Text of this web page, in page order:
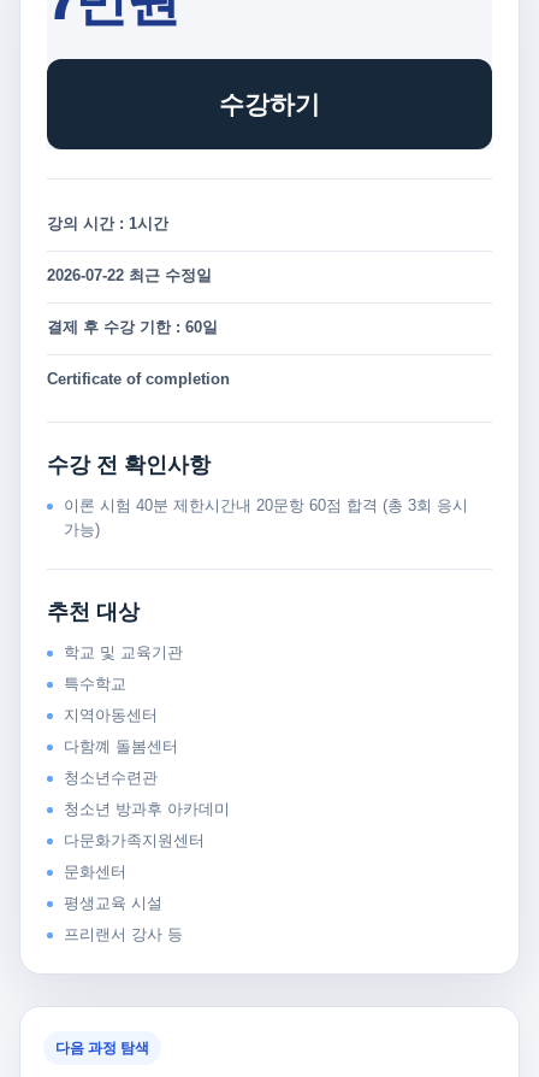
수강하기
강의 시간 : 1시간
2026-07-22 최근 수정일
결제 후 수강 기한 : 60일
Certificate of completion
수강 전 확인사항
이론 시험 40분 제한시간내 20문항 60점 합격 (총 3회 응시
가능)
추천 대상
학교 및 교육기관
특수학교
지역아동센터
다함꼐 돌봄센터
청소년수련관
청소년 방과후 아카데미
다문화가족지원센터
문화센터
평생교육 시설
프리랜서 강사 등
다음 과정 탐색